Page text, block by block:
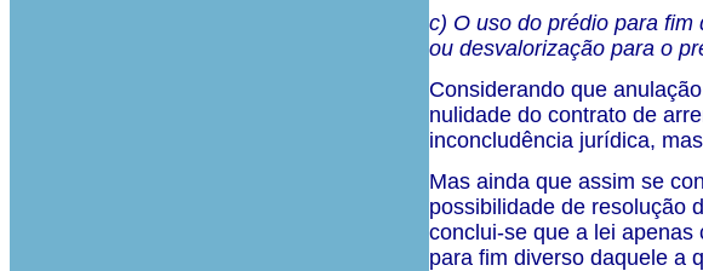
c) O uso do prédio para
ou desvalorização para o
Considerando que
nulidade do contrato de
inconcludência jurídica,
Mas ainda que assim se
possibilidade de resolução
conclui-se que a lei
para fim diverso daquele a